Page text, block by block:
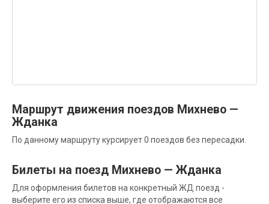
Маршрут движения поездов Михнево —
Жданка
По данному маршруту курсирует 0 поездов без пересадки.
Билеты на поезд Михнево — Жданка
Для оформления билетов на конкретный ЖД поезд -
выберите его из списка выше, где отображаются все